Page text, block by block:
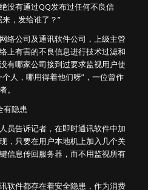
没有通过QQ发布过任何不良信
，发给谁了？”
公司及通讯软件公司，上级主管
上有害的不良信息进行技术过滤和
有哪家公司接到过要求监视用户使
人，哪用得着他们呀”，一位曾作
。
隐患
告诉记者，在即时通讯软件中加
，只要在用户本地机上加入几个关
信息传回服务器，而不用监视所有
件都存在着安全隐患，作为消费